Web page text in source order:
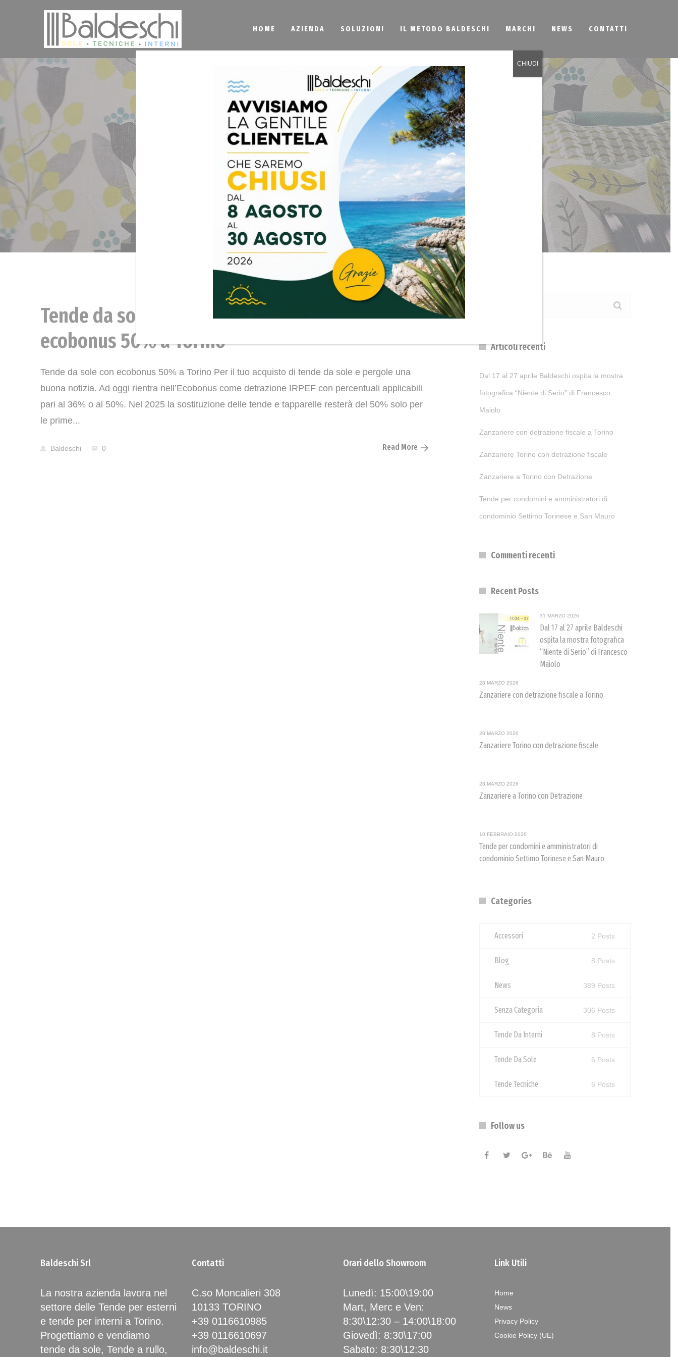
HOME AZIENDA SOLUZIONI IL METODO BALDESCHI MARCHI NEWS CONTATTI
News
Tende da sole con
ecobonus 50% a Torino
Tende da sole con ecobonus 50% a Torino Per il tuo acquisto di tende da sole e pergole una
buona notizia. Ad oggi rientra nell’Ecobonus come detrazione IRPEF con percentuali applicabili
pari al 36% o al 50%. Nel 2025 la sostituzione delle tende e tapparelle resterà del 50% solo per
le prime...
Baldeschi 0 Read More
Articoli recenti
Dal 17 al 27 aprile Baldeschi ospita la mostra
fotografica “Niente di Serio” di Francesco
Maiolo
Zanzariere con detrazione fiscale a Torino
Zanzariere Torino con detrazione fiscale
Zanzariere a Torino con Detrazione
Tende per condomini e amministratori di
condominio Settimo Torinese e San Mauro
Commenti recenti
Recent Posts
31 MARZO 2026
Dal 17 al 27 aprile Baldeschi
ospita la mostra fotografica
“Niente di Serio” di Francesco
Maiolo
28 MARZO 2026
Zanzariere con detrazione fiscale a Torino
28 MARZO 2026
Zanzariere Torino con detrazione fiscale
28 MARZO 2026
Zanzariere a Torino con Detrazione
10 FEBBRAIO 2026
Tende per condomini e amministratori di
condominio Settimo Torinese e San Mauro
Categories
Accessori 2 Posts
Blog 8 Posts
News 389 Posts
Senza Categoria 306 Posts
Tende Da Interni 8 Posts
Tende Da Sole 6 Posts
Tende Tecniche 6 Posts
Follow us
Baldeschi Srl
La nostra azienda lavora nel
settore delle Tende per esterni
e tende per interni a Torino.
Progettiamo e vendiamo
tende da sole, Tende a rullo,
Contatti
C.so Moncalieri 308
10133 TORINO
+39 0116610985
+39 0116610697
info@baldeschi.it
Orari dello Showroom
Lunedì: 15:00\19:00
Mart, Merc e Ven:
8:30\12:30 – 14:00\18:00
Giovedì: 8:30\17:00
Sabato: 8:30\12:30
Link Utili
Home
News
Privacy Policy
Cookie Policy (UE)
CHIUDI